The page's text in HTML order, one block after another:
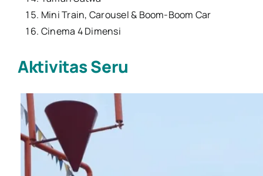
Mini Train, Carousel & Boom-Boom Car
Cinema 4 Dimensi
Aktivitas Seru